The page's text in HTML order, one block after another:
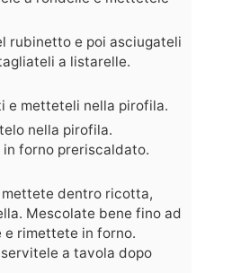
rubinetto e poi asciugateli
a listarelle.
e metteteli nella pirofila.
nella pirofila.
forno preriscaldato.
dentro ricotta,
Mescolate bene fino ad
e rimettete in forno.
a tavola dopo